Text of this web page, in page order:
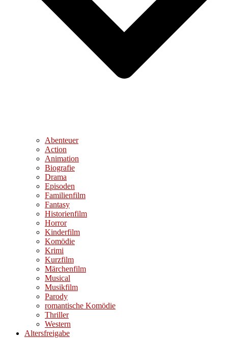
Abenteuer
Action
Animation
Biografie
Drama
Episoden
Familienfilm
Fantasy
Historienfilm
Horror
Kinderfilm
Komödie
Krimi
Kurzfilm
Märchenfilm
Musical
Musikfilm
Parody
romantische Komödie
Thriller
Western
Altersfreigabe